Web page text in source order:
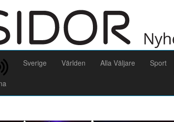
Sverige Världen Alla Väljare Sport